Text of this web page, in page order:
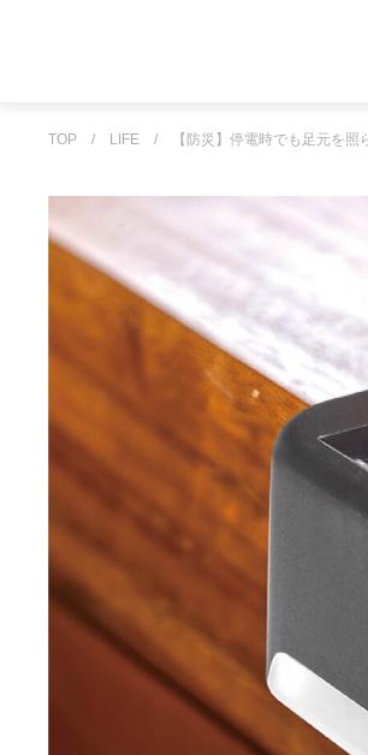
TOP / LIFE / 【防災】停電時でも足元を